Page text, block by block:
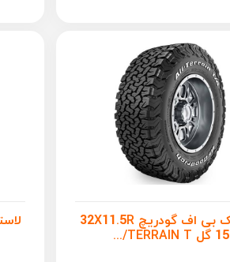
لاستیک بی اف گودریچ 32X11.5R
15 گل TERRAIN T/...